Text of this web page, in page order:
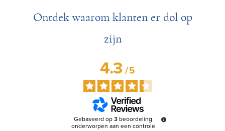
Ontdek waarom klanten er dol op
zijn
4.3/5
Gebaseerd op3beoordeling
onderworpen aan een controle